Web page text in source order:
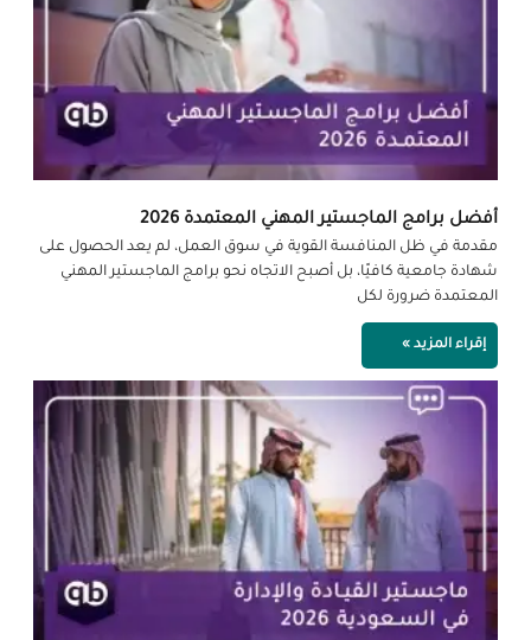
أفضل برامج الماجستير المهني المعتمدة 2026
مقدمة في ظل المنافسة القوية في سوق العمل، لم يعد الحصول على
شهادة جامعية كافيًا، بل أصبح الاتجاه نحو برامج الماجستير المهني
المعتمدة ضرورة لكل
إقراء المزيد »